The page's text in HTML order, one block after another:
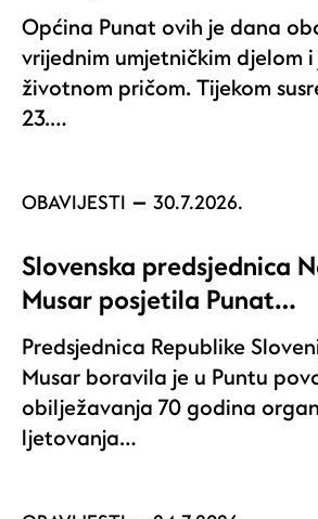
Općina Punat ovih je dana
vrijednim umjetničkim djelom
životnom pričom. Tijekom
23.…
OBAVIJESTI 30.7.2026.
Slovenska predsjednica
Musar posjetila Punat…
Predsjednica Republike
Musar boravila je u Puntu
obilježavanja 70 godina
ljetovanja…